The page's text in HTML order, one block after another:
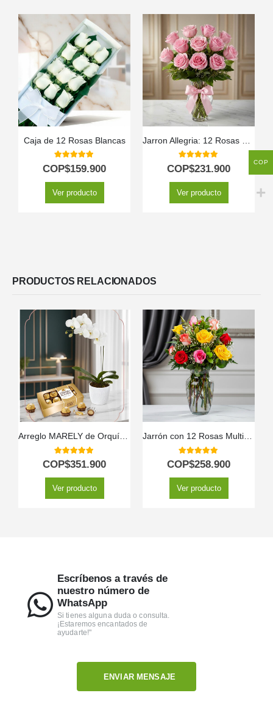
Caja de 12 Rosas Blancas
5.00out of 5
COP$159.900
Ver producto
5.00out of 5
COP$231.900
Ver producto
PRODUCTOS RELACIONADOS
Arreglo MARELY de Orquídea Phalaenopsis y Chocolates para Regalar 🤍
5.00out of 5
COP$351.900
Ver producto
Jarrón con 12 Rosas Multicolor
5.00out of 5
COP$258.900
Ver producto
Escríbenos a través de
nuestro número de
WhatsApp
Si tienes alguna duda o consulta.
¡Estaremos encantados de
ayudarte!"
ENVIAR MENSAJE
COP